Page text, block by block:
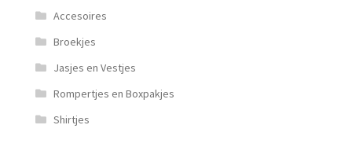
Accesoires
Broekjes
Jasjes en Vestjes
Rompertjes en Boxpakjes
Shirtjes